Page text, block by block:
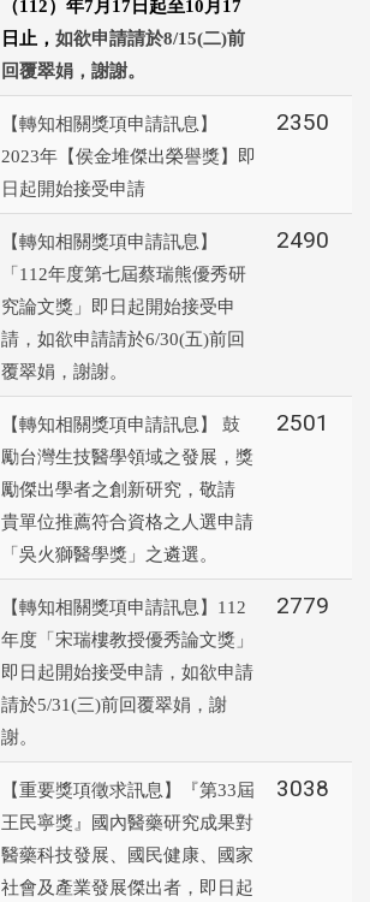
（112）年7月17日起至10月17
日止， 如欲申請請於8/15(二)前
回覆翠娟，謝謝。
【轉知相關獎項申請訊息】
2023年【侯金堆傑出榮譽獎】即
日起開始接受申請
2350
【轉知相關獎項申請訊息】
「112年度第七屆蔡瑞熊優秀研
究論文獎」即日起開始接受申
請，如欲申請請於6/30(五)前回
覆翠娟，謝謝。
2490
【轉知相關獎項申請訊息】 鼓
勵台灣生技醫學領域之發展，獎
勵傑出學者之創新研究，敬請
貴單位推薦符合資格之人選申請
「吳火獅醫學獎」之遴選。
2501
【轉知相關獎項申請訊息】112
年度「宋瑞樓教授優秀論文獎」
即日起開始接受申請，如欲申請
請於5/31(三)前回覆翠娟，謝
謝。
2779
【重要獎項徵求訊息】『第33屆
王民寧獎』國內醫藥研究成果對
醫藥科技發展、國民健康、國家
社會及產業發展傑出者，即日起
3038